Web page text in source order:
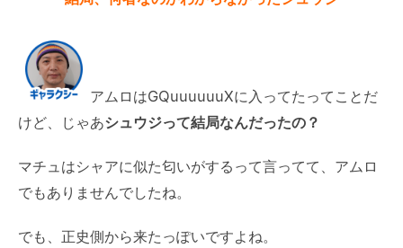
アムロはGQuuuuuuXに入ってたってことだ
けど、じゃあシュウジって結局なんだったの？
マチュはシャアに似た匂いがするって言ってて、アムロ
でもありませんでしたね。
でも、正史側から来たっぽいですよね。